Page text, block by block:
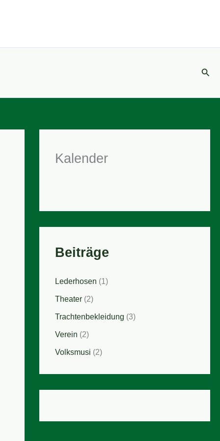
Kalender
Beiträge
Lederhosen (1)
Theater(2)
Trachtenbekleidung (3)
Verein (2)
Volksmusi (2)